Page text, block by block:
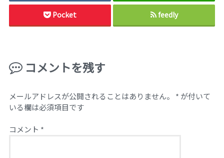
Pocket feedly
コメントを残す
メールアドレスが公開されることはありません。 * が付いて
いる欄は必須項目です
コメント *